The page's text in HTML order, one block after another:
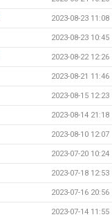
2023-08-23 11:08
2023-08-23 10:45
2023-08-22 12:26
2023-08-21 11:46
2023-08-15 12:23
2023-08-14 21:18
2023-08-10 12:07
2023-07-20 10:24
2023-07-18 12:53
2023-07-16 20:56
2023-07-14 11:55